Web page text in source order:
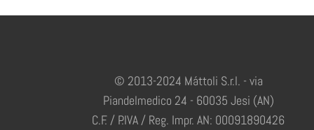
© 2013-2024 Máttoli S.r.l. - via
Piandelmedico 24 - 60035 Jesi (AN)
C.F. / P.IVA / Reg. Impr. AN: 00091890426